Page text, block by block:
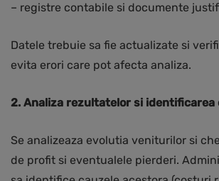
– registre contabile si documente
Datele trebuie sa fie actualizate si
evita erori care pot afecta analiza.
2. Analiza rezultatelor si identificarea
Se analizeaza evolutia veniturilor si
de profit si eventualele pierderi.